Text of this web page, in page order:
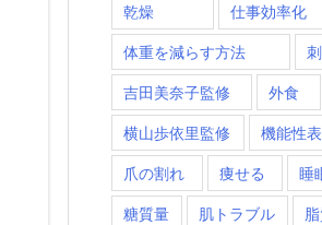
乾燥
仕事効率化
体重を減らす方法
吉田美奈子監修
外食
横山歩依里監修
機能性
爪の割れ
痩せる 睡
糖質量
肌トラブル